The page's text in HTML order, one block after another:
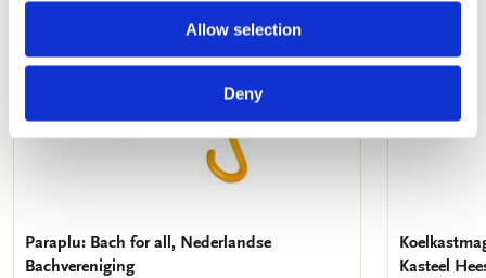
Allow selection
Deny
Paraplu: Bach for all, Nederlandse
Bachvereniging
Kasteel